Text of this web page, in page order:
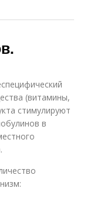
(витамины,
стимулируют
в